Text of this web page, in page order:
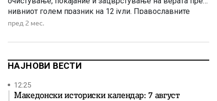
нивниот голем празник на 12 јули. Православните
христијани денес го започнуваат Петровденскиот пост,
на светите првоврховни апостоли Петар и Павле –
пред 2 мес.
НАЈНОВИ ВЕСТИ
12:25
Македонски историски календар: 7 август